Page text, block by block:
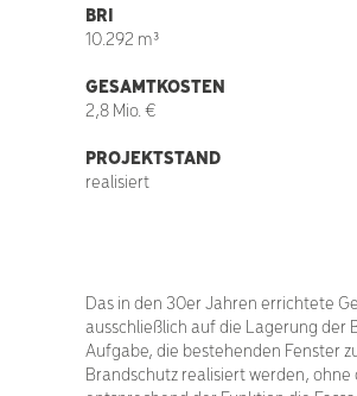
BRI
10.292 m³
GESAMTKOSTEN
2,8 Mio. €
PROJEKTSTAND
realisiert
Das in den 30er Jahren errichtete
ausschließlich auf die Lagerung der
Aufgabe, die bestehenden Fenster
Brandschutz realisiert werden,